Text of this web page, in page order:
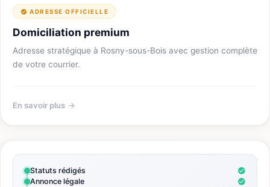
ADRESSE OFFICIELLE
Domiciliation premium
Adresse stratégique à Rosny-sous-Bois avec gestion complète
de votre courrier.
En savoir plus
Statuts rédigés
Annonce légale